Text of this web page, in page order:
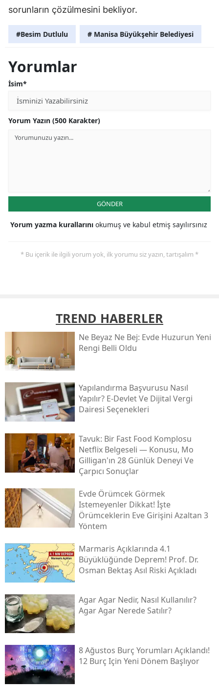
sorunların çözülmesini bekliyor.
#Besim Dutlulu # Manisa Büyükşehir Belediyesi
Yorumlar
İsim*
Yorum Yazın (500 Karakter)
GÖNDER
Yorum yazma kurallarını okumuş ve kabul etmiş sayılırsınız
* Bu içerik ile ilgili yorum yok, ilk yorumu siz yazın, tartışalım *
TREND HABERLER
Ne Beyaz Ne Bej: Evde Huzurun Yeni
Rengi Belli Oldu
Yapılandırma Başvurusu Nasıl
Yapılır? E-Devlet Ve Dijital Vergi
Dairesi Seçenekleri
Tavuk: Bir Fast Food Komplosu
Netflix Belgeseli — Konusu, Mo
Gilligan'ın 28 Günlük Deneyi Ve
Çarpıcı Sonuçlar
Evde Örümcek Görmek
Istemeyenler Dikkat! İşte
Örümceklerin Eve Girişini Azaltan 3
Yöntem
Marmaris Açıklarında 4.1
Büyüklüğünde Deprem! Prof. Dr.
Osman Bektaş Asıl Riski Açıkladı
Agar Agar Nedir, Nasıl Kullanılır?
Agar Agar Nerede Satılır?
8 Ağustos Burç Yorumları Açıklandı!
12 Burç Için Yeni Dönem Başlıyor